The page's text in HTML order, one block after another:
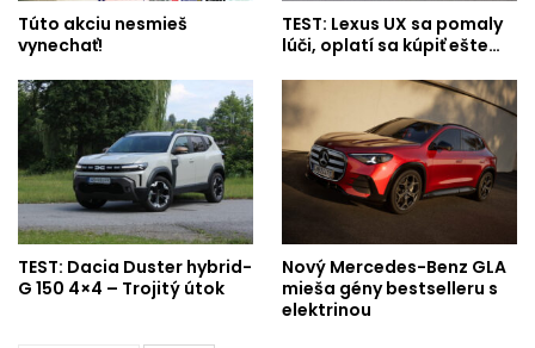
Túto akciu nesmieš
vynechať!
TEST: Lexus UX sa pomaly
lúči, oplatí sa kúpiť ešte…
TEST: Dacia Duster hybrid-
G 150 4×4 – Trojitý útok
Nový Mercedes-Benz GLA
mieša gény bestselleru s
elektrinou